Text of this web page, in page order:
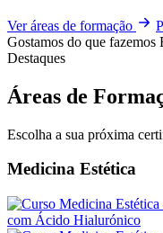
Ver áreas de formação
Gostamos do que fazemos
Destaques
Áreas de
Escolha a sua próxima
Medicina Estética